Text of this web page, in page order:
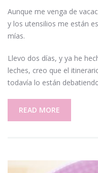
Aunque me venga de
y los utensilios me están
mías.
Llevo dos días, y ya he
leches, creo que el
todavía lo están
READ MORE